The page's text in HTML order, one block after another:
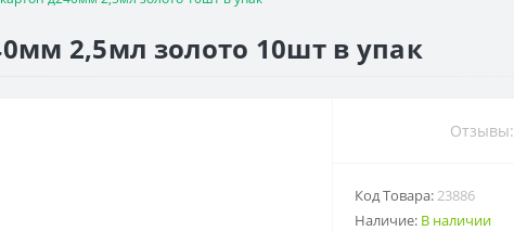
2,5мл золото 10шт в упак
Отзывы:
Код Товара:23886
Наличие: В наличии